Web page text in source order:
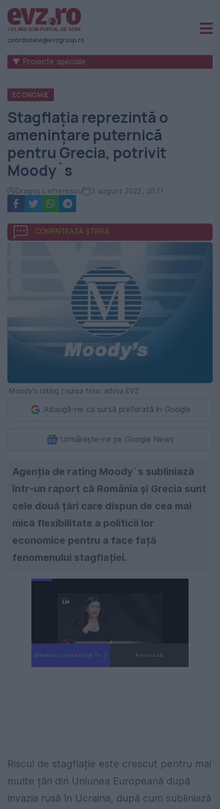
Știri
naționale
internaționale
România
-
Evenimentul
Zilei
coordonare@evzgroup.ro
▼ Proiecte speciale
ECONOMIE
Stagflația reprezintă o
amenințare puternică
pentru Grecia, potrivit
Moody`s
Dragoș Lefterescu 3 august 2022, 20:11
COMENTEAZĂ ȘTIREA
Moody's rating / sursa foto: arhiva EVZ
Adaugă-ne ca sursă preferată în Google
Urmărește-ne pe Google News
Agenția de rating Moody`s subliniază
într-un raport că România și Grecia sunt
cele două țări care dispun de cea mai
mică flexibilitate a politicii lor
economice pentru a face față
fenomenului stagflației.
Următorul videoclip în 4 Anulează
Riscul de stagflație este crescut pentru mai
multe țări din Uniunea Europeană după
invazia rusă în Ucraina, după cum subliniază